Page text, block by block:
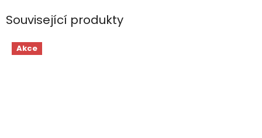
Související produkty
Akce